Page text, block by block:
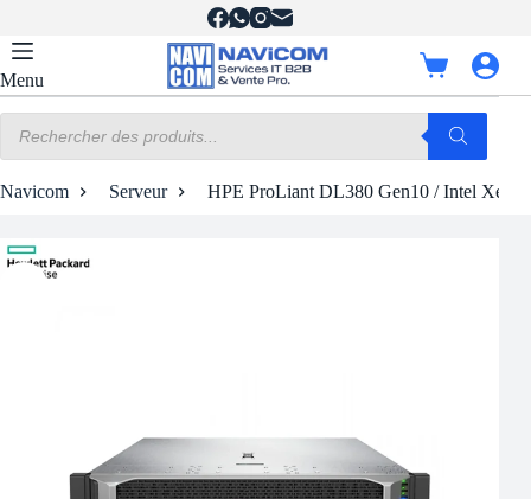
contenu
Menu
Panier
d’achat
produits
Navicom Serveur HPE ProLiant DL380 Gen10 / Intel